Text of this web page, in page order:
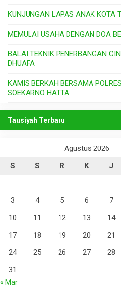
KUNJUNGAN LAPAS ANAK KOTA
MEMULAI USAHA DENGAN DOA
BALAI TEKNIK PENERBANGAN
DHUAFA
KAMIS BERKAH BERSAMA
SOEKARNO HATTA
Tausiyah Terbaru
Agustus 2026
S
S R K J
3
4 5 6 7
10
11 12 13 14
17
18 19 20 21
24
25 26 27 28
31
« Mar